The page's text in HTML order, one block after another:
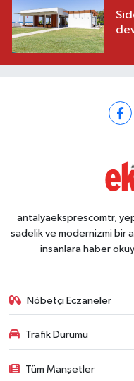
antalyaeksprescomtr,
sadelik ve modernizmi bir
insanlara haber
Nöbetçi Eczaneler
Trafik Durumu
Tüm Manşetler